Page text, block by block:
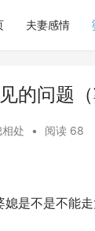
夫妻感情
的问题
处 • 阅读 68
是不是不能走